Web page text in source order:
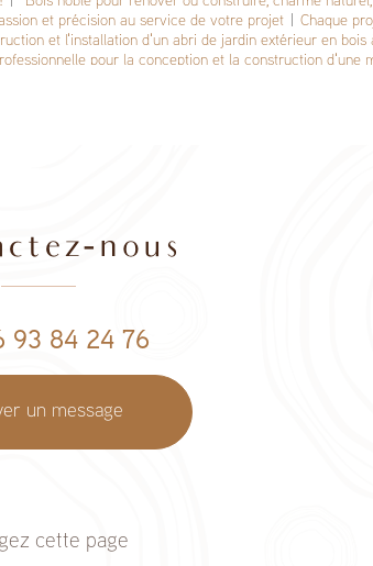
et précision au service de votre projet
Chaque
et l'installation d'un abri de jardin extérieur en
pour la conception et la construction d'une
nous
93 84 24 76
un message
cette page